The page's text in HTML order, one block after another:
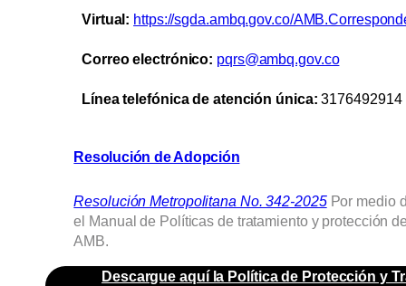
Virtual: https://sgda.ambq.gov.co/
Correo electrónico: pqrs@ambq.gov.co
Línea telefónica de atención única: 3176492914
Resolución de Adopción
Resolución Metropolitana No. 342-2025Por medio
el Manual de Políticas de tratamiento y protección
AMB.
Descargue aquí la Política de Protección y